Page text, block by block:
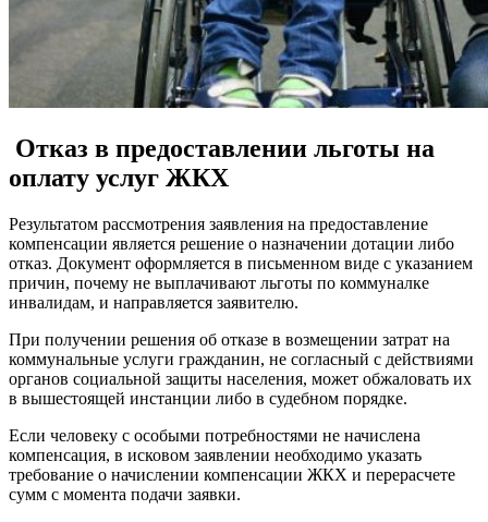
Отказ в предоставлении льготы на
оплату услуг ЖКХ
Результатом рассмотрения заявления на предоставление
компенсации является решение о назначении дотации либо
отказ. Документ оформляется в письменном виде с указанием
причин, почему не выплачивают льготы по коммуналке
инвалидам, и направляется заявителю.
При получении решения об отказе в возмещении затрат на
коммунальные услуги гражданин, не согласный с действиями
органов социальной защиты населения, может обжаловать их
в вышестоящей инстанции либо в судебном порядке.
Если человеку с особыми потребностями не начислена
компенсация, в исковом заявлении необходимо указать
требование о начислении компенсации ЖКХ и перерасчете
сумм с момента подачи заявки.